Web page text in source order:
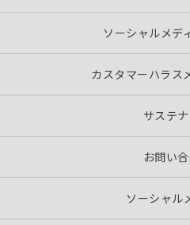
ソーシャルメデ
カスタマーハラス
サステ
お問い
ソーシャル